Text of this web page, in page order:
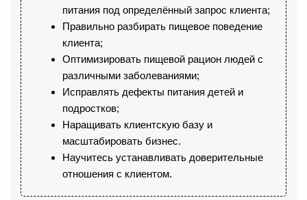
питания под определённый запрос клиента;
Правильно разбирать пищевое поведение
клиента;
Оптимизировать пищевой рацион людей с
различными заболеваниями;
Исправлять дефекты питания детей и
подростков;
Наращивать клиентскую базу и
масштабировать бизнес.
Научитесь устанавливать доверительные
отношения с клиентом.